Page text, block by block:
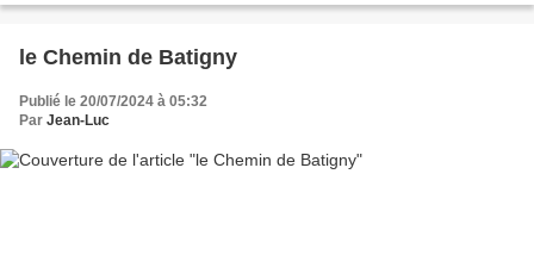
le Chemin de Batigny
Publié le 20/07/2024 à 05:32
Par Jean-Luc